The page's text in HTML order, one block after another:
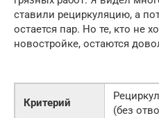
ставили рециркуляцию, а
остается пар. Но те, кто не
новостройке, остаются
Критерий
(без